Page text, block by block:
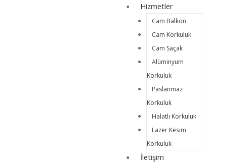
Hizmetler
Cam Balkon
Cam Korkuluk
Cam Saçak
Alüminyum
Korkuluk
Paslanmaz
Korkuluk
Halatlı Korkuluk
Lazer Kesim
Korkuluk
İletişim